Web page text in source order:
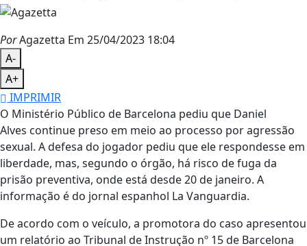
PorAgazetta Em 25/04/2023 18:04
A-
A+
IMPRIMIR
O Ministério Público de Barcelona pediu que Daniel
Alves continue preso em meio ao processo por agressão
sexual. A defesa do jogador pediu que ele respondesse em
liberdade, mas, segundo o órgão, há risco de fuga da
prisão preventiva, onde está desde 20 de janeiro. A
informação é do jornal espanhol La Vanguardia.
De acordo com o veículo, a promotora do caso apresentou
um relatório ao Tribunal de Instrução nº 15 de Barcelona